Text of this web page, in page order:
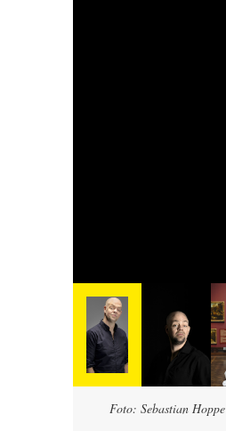
Foto: Sebastian Hoppe